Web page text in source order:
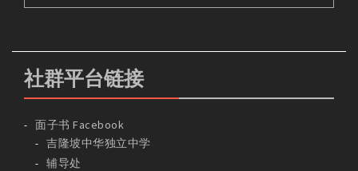
社群平台链接
面子书 Facebook
吉隆坡中华独立中学
辅导处